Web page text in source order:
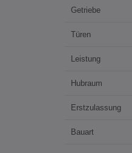
Getriebe
Türen
Leistung
Hubraum
Erstzulassung
Bauart